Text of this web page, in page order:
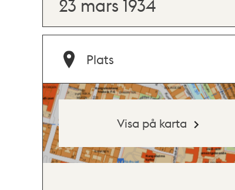
23 mars 1934
Plats
Visa på karta